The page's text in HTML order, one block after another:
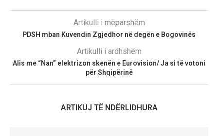
Artikulli i mëparshëm
PDSH mban Kuvendin Zgjedhor në degën e Bogovinës
Artikulli i ardhshëm
Alis me “Nan” elektrizon skenën e Eurovision/ Ja si të votoni
për Shqipërinë
ARTIKUJ TË NDËRLIDHURA